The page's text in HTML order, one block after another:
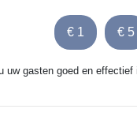
gasten goed en